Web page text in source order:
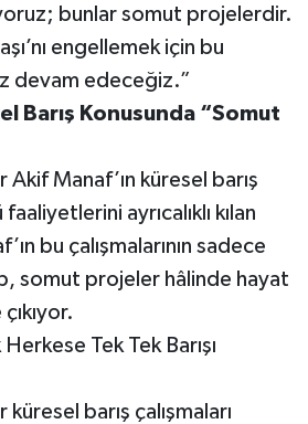
bunlar somut projelerdir.
engellemek için bu
devam edeceğiz.”
Barış Konusunda “Somut
Akif Manaf’ın küresel barış
ayrıcalıklı kılan
bu çalışmalarının sadece
somut projeler hâlinde hayat
Tek Tek Barışı
barış çalışmaları